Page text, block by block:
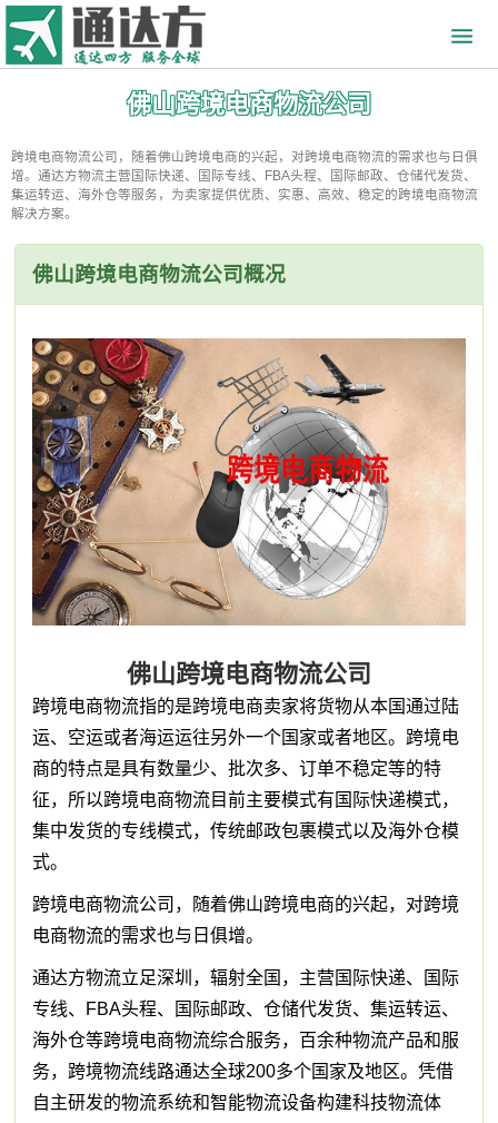
佛山跨境电商物流公司
跨境电商物流公司，随着佛山跨境电商的兴起，对跨境电商物流的需求也与日俱
增。通达方物流主营国际快递、国际专线、FBA头程、国际邮政、仓储代发货、
集运转运、海外仓等服务，为卖家提供优质、实惠、高效、稳定的跨境电商物流
解决方案。
佛山跨境电商物流公司概况
佛山跨境电商物流公司
跨境电商物流指的是跨境电商卖家将货物从本国通过陆
运、空运或者海运运往另外一个国家或者地区。跨境电
商的特点是具有数量少、批次多、订单不稳定等的特
征，所以跨境电商物流目前主要模式有国际快递模式，
集中发货的专线模式，传统邮政包裹模式以及海外仓模
式。
跨境电商物流公司，随着佛山跨境电商的兴起，对跨境
电商物流的需求也与日俱增。
通达方物流立足深圳，辐射全国，主营国际快递、国际
专线、FBA头程、国际邮政、仓储代发货、集运转运、
海外仓等跨境电商物流综合服务，百余种物流产品和服
务，跨境物流线路通达全球200多个国家及地区。凭借
自主研发的物流系统和智能物流设备构建科技物流体